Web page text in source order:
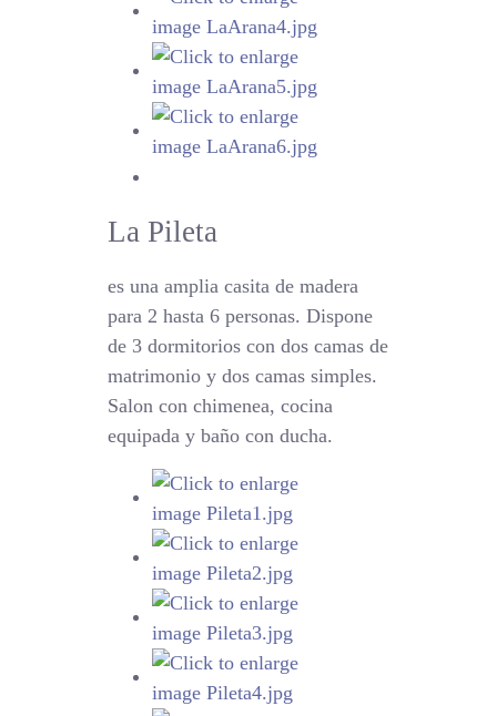
La Pileta
es una amplia casita de madera
para 2 hasta 6 personas. Dispone
de 3 dormitorios con dos camas de
matrimonio y dos camas simples.
Salon con chimenea, cocina
equipada y baño con ducha.